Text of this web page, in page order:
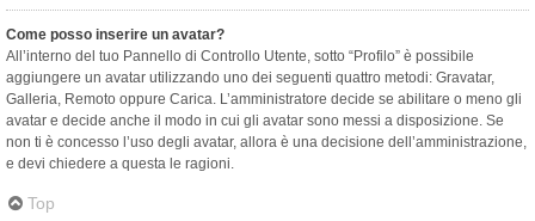
Come posso inserire un avatar?
All’interno del tuo Pannello di Controllo Utente, sotto “Profilo” è possibile
aggiungere un avatar utilizzando uno dei seguenti quattro metodi: Gravatar,
Galleria, Remoto oppure Carica. L’amministratore decide se abilitare o meno gli
avatar e decide anche il modo in cui gli avatar sono messi a disposizione. Se
non ti è concesso l’uso degli avatar, allora è una decisione dell’amministrazione,
e devi chiedere a questa le ragioni.
Top